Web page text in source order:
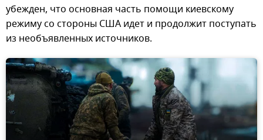
убежден, что основная часть помощи киевскому
режиму со стороны США идет и продолжит поступать
из необъявленных источников.